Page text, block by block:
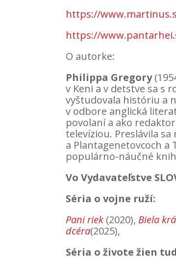
https://
https://
O autorke:
Philippa Gregory
v Keni a v detstve sa s
vyštudovala históriu a
v odbore anglická
povolaní a ako
televíziou. Preslávila
a Plantagenetovcoch a
populárno-náučné
Vo Vydavateľstve
Séria o vojne ruží:
Pani riek (2020), Biela
dcéra(2025),
Séria o živote žien